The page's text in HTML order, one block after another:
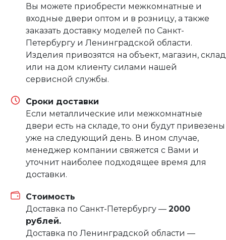
Вы можете приобрести межкомнатные и
входные двери оптом и в розницу, а также
заказать доставку моделей по Санкт-
Петербургу и Ленинградской области.
Изделия привозятся на объект, магазин, склад
или на дом клиенту силами нашей
сервисной службы.
Сроки доставки
Если металлические или межкомнатные
двери есть на складе, то они будут привезены
уже на следующий день. В ином случае,
менеджер компании свяжется с Вами и
уточнит наиболее подходящее время для
доставки.
Стоимость
Доставка по Санкт-Петербургу — 2000
рублей.
Доставка по Ленинградской области —